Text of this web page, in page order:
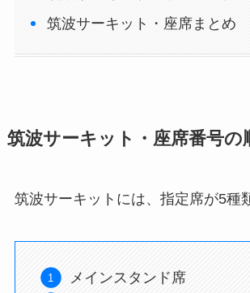
筑波サーキット・座席まとめ
筑波サーキット・座席番号の
筑波サーキットには、指定席が5種
メインスタンド席